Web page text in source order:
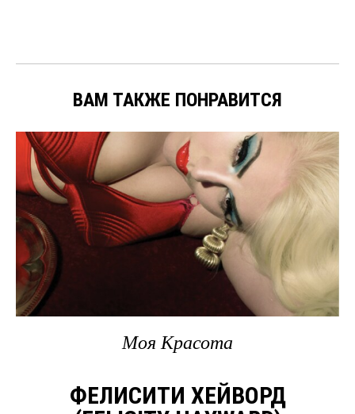
ВАМ ТАКЖЕ ПОНРАВИТСЯ
Mоя Kрасота
ФЕЛИСИТИ ХЕЙВОРД